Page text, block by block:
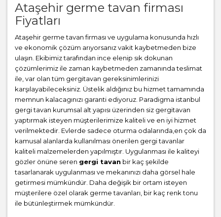
Ataşehir germe tavan firması
Fiyatları
Ataşehir germe tavan firması ve uygulama konusunda hızlı
ve ekonomik çözüm arıyorsanız vakit kaybetmeden bize
ulaşın. Ekibimiz tarafından ince elenip sık dokunan
çözümlerimiz ile zaman kaybetmeden zamanında teslimat
ile, var olan tüm gergitavan gereksinimlerinizi
karşılayabileceksiniz. Üstelik aldığınız bu hizmet tamamında
memnun kalacagınızı garanti ediyoruz. Paradigma istanbul
gergi tavan kurumsal alt yapısı üzerinden siz gergitavan
yaptırmak isteyen müşterilerimize kaliteli ve en iyi hizmet
verilmektedir. Evlerde sadece oturma odalarında,en çok da
kamusal alanlarda kullanılması önerilen gergi tavanlar
kaliteli malzemelerden yapılmıştır. Uygulanması ile kaliteyi
gözler önüne seren gergi tavan bir kaç şekilde
tasarlanarak uygulanması ve mekanınızı daha görsel hale
getirmesi mümkündür. Daha değişik bir ortam isteyen
müşterilere özel olarak germe tavanları, bir kaç renk tonu
ile bütünleştirmek mümkündür.